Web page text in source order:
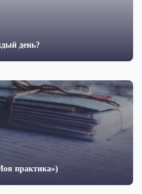
день?
практика»)